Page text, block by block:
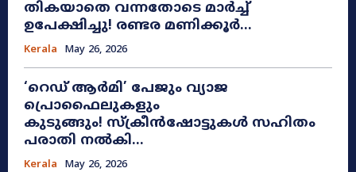
തികയാതെ വന്നതോടെ മാർച്ച്
ഉപേക്ഷിച്ചു! രണ്ടര മണിക്കൂർ...
Kerala May 26, 2026
​‘റെഡ് ആർമി’ പേജും വ്യാജ
പ്രൊഫൈലുകളും
കുടുങ്ങും! സ്ക്രീൻഷോട്ടുകൾ സഹിതം
പരാതി നൽകി...
Kerala May 26, 2026